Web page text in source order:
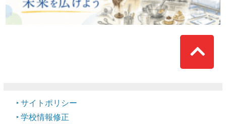
Top
サイトポリシー
学校情報修正